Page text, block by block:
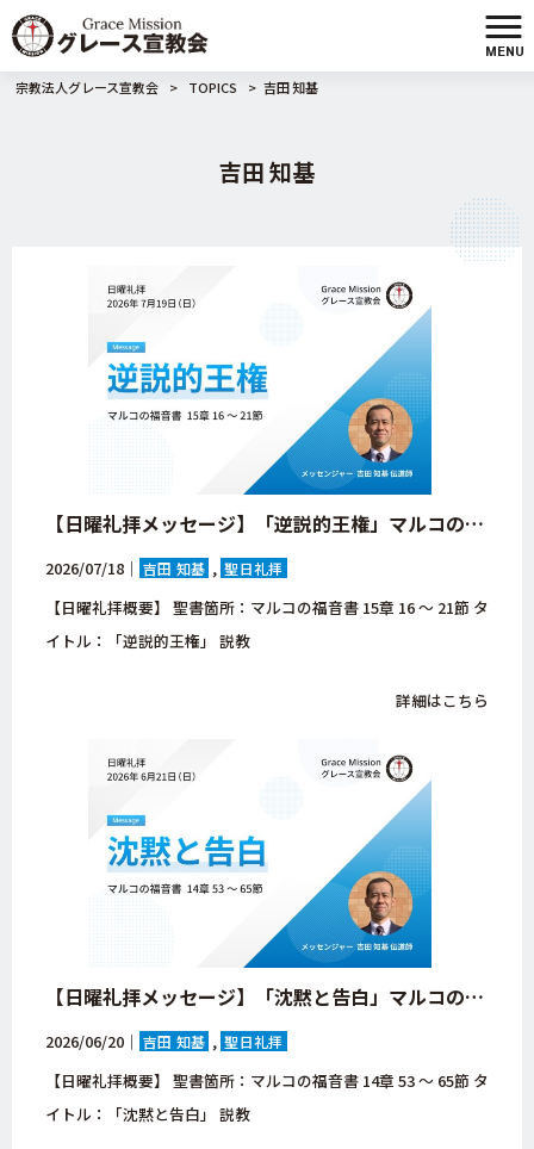
MENU
宗教法人グレース宣教会
> TOPICS > 吉田 知基
吉田 知基
【日曜礼拝メッセージ】「逆説的王権」マルコの福音書 15章 16 ～ 21節【大阪府・八尾市・グレース宣教会・キリスト教会】
2026/07/18｜ 吉田 知基 聖日礼拝
【日曜礼拝概要】 聖書箇所：マルコの福音書 15章 16 ～ 21節 タ
イトル：「逆説的王権」 説教
詳細はこちら
【日曜礼拝メッセージ】「沈黙と告白」マルコの福音書 14章 53 ～ 65節【大阪府・八尾市・グレース宣教会・キリスト教会】
2026/06/20｜ 吉田 知基 聖日礼拝
【日曜礼拝概要】 聖書箇所：マルコの福音書 14章 53 ～ 65節 タ
イトル：「沈黙と告白」 説教